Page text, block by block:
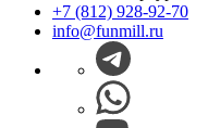
+7 (812) 928-92-70
info@funmill.ru